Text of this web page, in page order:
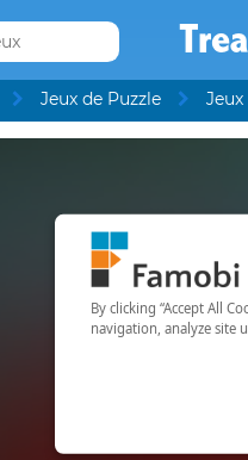
Jeux de Puzzle